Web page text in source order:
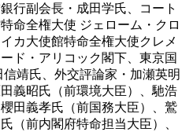
行副会長・成田学氏、コート
命全権大使 ジェローム・クロ
カ大使館特命全権大使クレメ
ド・アリコック閣下、東京国
靖氏、外交評論家・加瀬英明
義昭氏（前環境大臣）、馳浩
田義孝氏（前国務大臣）、鷲
（前内閣府特命担当大臣）、